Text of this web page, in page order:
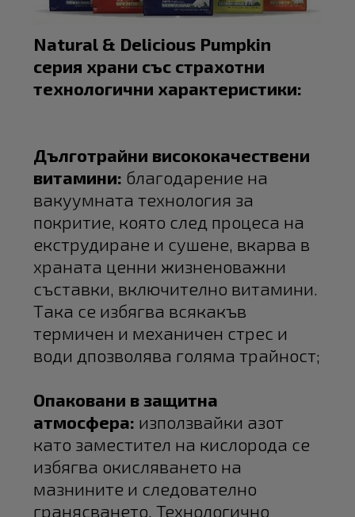
Natural & Delicious Pumpkin
серия храни със страхотни
технологични характеристики:
Дълготрайни висококачествени
витамини: благодарение на
вакуумната технология за
покритие, която след процеса на
екструдиране и сушене, вкарва в
храната ценни жизненоважни
съставки, включително витамини.
Така се избягва всякакъв
термичен и механичен стрес и
води дпозволява голяма трайност;
Опаковани в защитна
атмосфера: използвайки азот
като заместител на кислорода се
избягва окисляването на
мазнините и следователно
гранясването. Технологично